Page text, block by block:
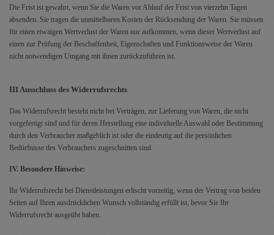
Die Frist ist gewahrt, wenn Sie die Waren vor Ablauf der Frist von vierzehn Tagen
absenden. Sie tragen die unmittelbaren Kosten der Rücksendung der Waren. Sie müssen
für einen etwaigen Wertverlust der Waren nur aufkommen, wenn dieser Wertverlust auf
einen zur Prüfung der Beschaffenheit, Eigenschaften und Funktionsweise der Waren
nicht notwendigen Umgang mit ihnen zurückzuführen ist.
III Ausschluss des Widerrufsrechts
Das Widerrufsrecht besteht nicht bei Verträgen, zur Lieferung von Waren, die nicht
vorgefertigt sind und für deren Herstellung eine individuelle Auswahl oder Bestimmung
durch den Verbraucher maßgeblich ist oder die eindeutig auf die persönlichen
Bedürfnisse des Verbrauchers zugeschnitten sind.
IV. Besondere Hinweise:
Ihr Widerrufsrecht bei Dienstleistungen erlischt vorzeitig, wenn der Vertrag von beiden
Seiten auf Ihren ausdrücklichen Wunsch vollständig erfüllt ist, bevor Sie Ihr
Widerrufsrecht ausgeübt haben.